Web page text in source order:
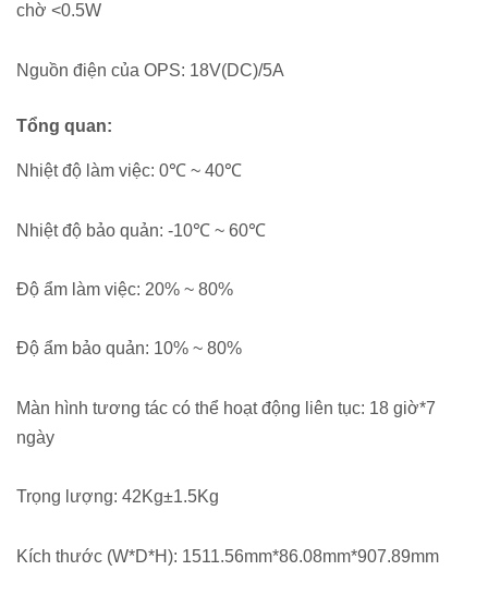
chờ <0.5W
Nguồn điện của OPS: 18V(DC)/5A
Tổng quan:
Nhiệt độ làm việc: 0℃ ~ 40℃
Nhiệt độ bảo quản: -10℃ ~ 60℃
Độ ẩm làm việc: 20% ~ 80%
Độ ẩm bảo quản: 10% ~ 80%
Màn hình tương tác có thể hoạt động liên tục: 18 giờ*7
ngày
Trọng lượng: 42Kg±1.5Kg
Kích thước (W*D*H): 1511.56mm*86.08mm*907.89mm